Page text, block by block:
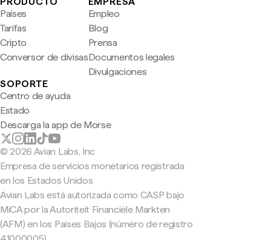
Países
Tarifas
Cripto
Conversor de divisas
Empleo
Blog
Prensa
Documentos legales
Divulgaciones
SOPORTE
Centro de ayuda
Estado
Descarga la app de Morse
© 2026 Avian Labs, Inc
Empresa de servicios monetarios registrada
en los Estados Unidos
Avian Labs está autorizada como CASP bajo
MiCA por la Autoriteit Financiële Markten
(AFM) en los Países Bajos (número de registro